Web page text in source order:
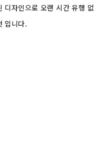
디자인으로 오랜 시간 유행 없
입니다.